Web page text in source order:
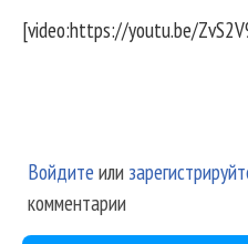
[video:https://youtu.be/
Войдите или
комментарии